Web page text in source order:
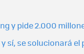
y pide 2.000
sí, se solucionará